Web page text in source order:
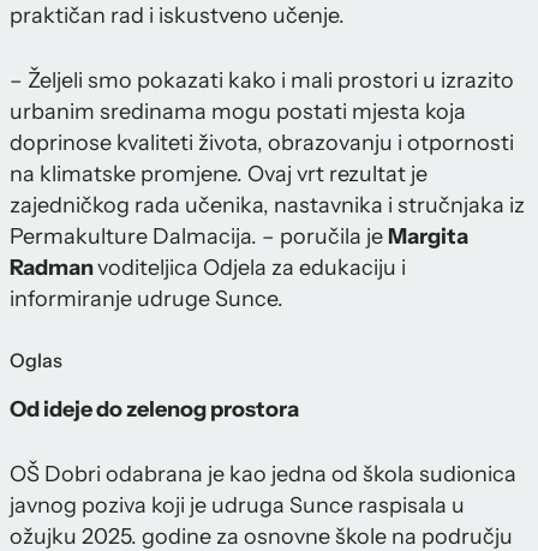
praktičan rad i iskustveno učenje.
– Željeli smo pokazati kako i mali prostori u izrazito
urbanim sredinama mogu postati mjesta koja
doprinose kvaliteti života, obrazovanju i otpornosti
na klimatske promjene. Ovaj vrt rezultat je
zajedničkog rada učenika, nastavnika i stručnjaka iz
Permakulture Dalmacija. – poručila je Margita
Radmanvoditeljica Odjela za edukaciju i
informiranje udruge Sunce.
Oglas
Od ideje do zelenog prostora
OŠ Dobri odabrana je kao jedna od škola sudionica
javnog poziva koji je udruga Sunce raspisala u
ožujku 2025. godine za osnovne škole na području